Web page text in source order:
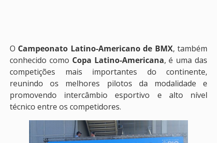
O Campeonato Latino-Americano de BMX, também
conhecido como Copa Latino-Americana, é uma das
competições mais importantes do continente,
reunindo os melhores pilotos da modalidade e
promovendo intercâmbio esportivo e alto nível
técnico entre os competidores.